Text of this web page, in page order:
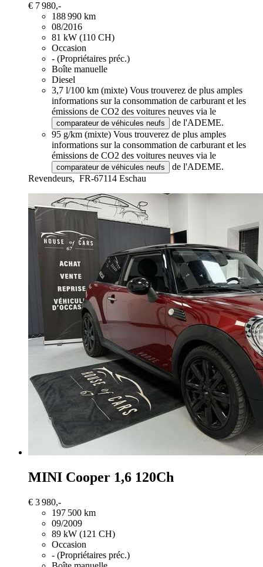
€ 7 980,-
188 990 km
08/2016
81 kW (110 CH)
Occasion
- (Propriétaires préc.)
Boîte manuelle
Diesel
3,7 l/100 km (mixte) Vous trouverez de plus amples
informations sur la consommation de carburant et les
émissions de CO2 des voitures neuves via le
comparateur de véhicules neufs
de l'ADEME.
95 g/km (mixte) Vous trouverez de plus amples
informations sur la consommation de carburant et les
émissions de CO2 des voitures neuves via le
comparateur de véhicules neufs
de l'ADEME.
Revendeurs, FR-67114 Eschau
MINI Cooper 1,6 120Ch
€ 3 980,-
197 500 km
09/2009
89 kW (121 CH)
Occasion
- (Propriétaires préc.)